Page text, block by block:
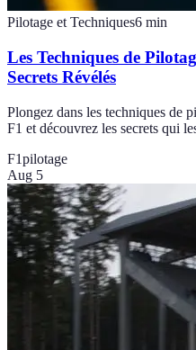
Pilotage et Techniques6 min
Les Techniques de
Secrets Révélés
Plongez dans les techniques de
F1 et découvrez les secrets qui
F1pilotage
Aug 5